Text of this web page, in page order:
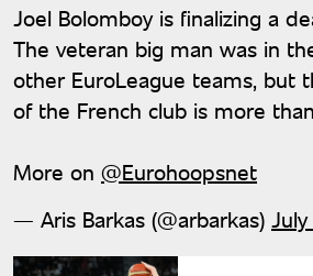
Joel Bolomboy is finalizing a
The veteran big man was in
other EuroLeague teams, but
of the French club is more
More on @Eurohoopsnet
— Aris Barkas (@arbarkas)